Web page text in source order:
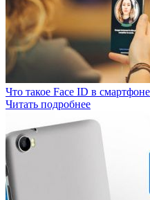
Что такое Face ID в
Читать подробнее